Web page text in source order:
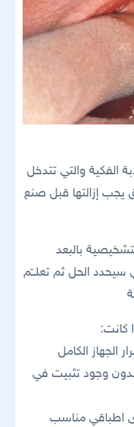
الفكية والتي تتدخل
يجب إزالتها قبل صنع
بالبعد
سيحدد الحل ثم تعلــّم
كانت:
الجهاز الكامل
وجود تثبيت في
اطباقي مناسب